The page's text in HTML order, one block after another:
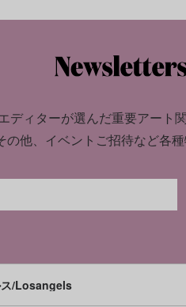
ディターが選んだ重要アート
の他、イベントご招待など各種
ス/Losangels